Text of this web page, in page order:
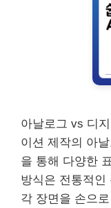
아날로그 vs 디
이션 제작의 아
을 통해 다양한
방식은 전통적인
각 장면을 손으